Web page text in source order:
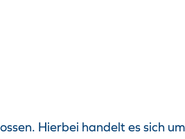
Hierbei handelt es sich